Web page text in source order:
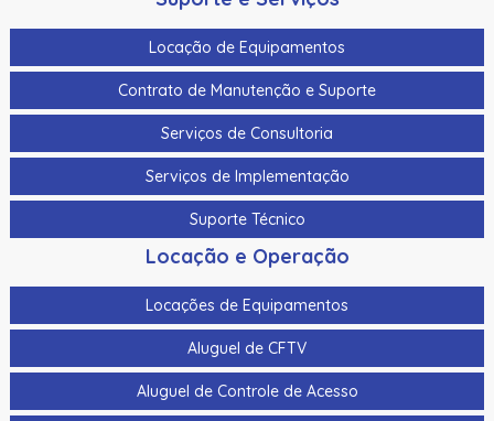
Locação de Equipamentos
Contrato de Manutenção e Suporte
Serviços de Consultoria
Serviços de Implementação
Suporte Técnico
Locação e Operação
Locações de Equipamentos
Aluguel de CFTV
Aluguel de Controle de Acesso